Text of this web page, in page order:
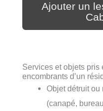
Ajouter un
Services et objets pris
encombrants d’un
Objet détruit
(canapé,